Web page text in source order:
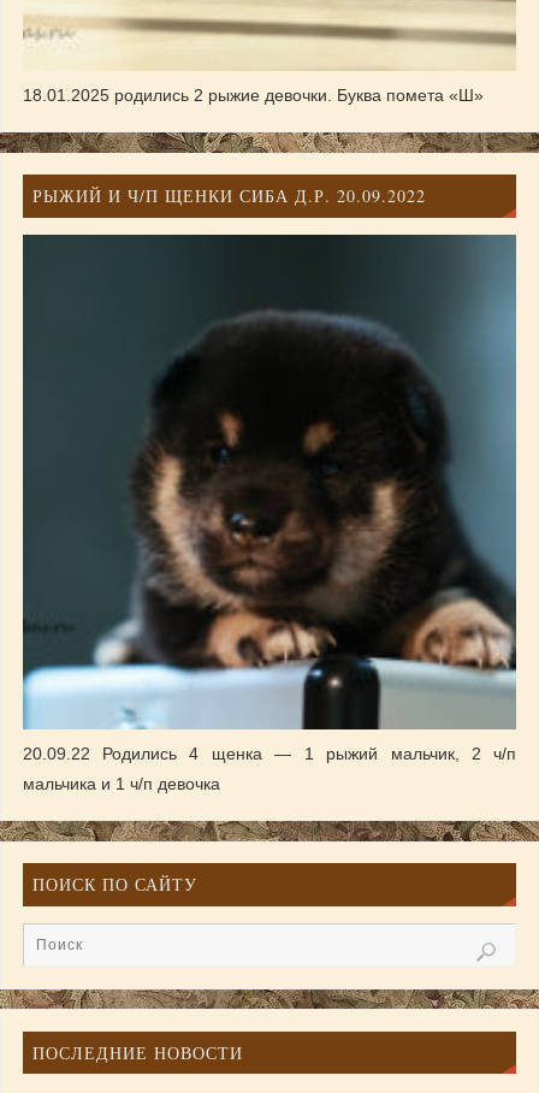
18.01.2025 родились 2 рыжие девочки. Буква помета «Ш»
РЫЖИЙ И Ч/П ЩЕНКИ СИБА Д.Р. 20.09.2022
20.09.22 Родились 4 щенка — 1 рыжий мальчик, 2 ч/п
мальчика и 1 ч/п девочка
ПОИСК ПО САЙТУ
ПОСЛЕДНИЕ НОВОСТИ